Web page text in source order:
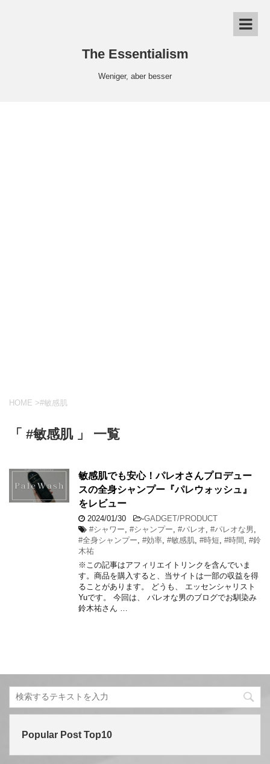
The Essentialism
Weniger, aber besser
HOME >#敏感肌
「 #敏感肌 」 一覧
敏感肌でも安心！パレオさんプロデュー
スの全身シャンプー『パレウォッシュ』
をレビュー
2024/01/30 -GADGET/PRODUCT
#シャワー #シャンプー #パレオ #パレオな男
#全身シャンプー #効率 #敏感肌 #時短 #時間 #鈴
木祐
※この記事はアフィリエイトリンクを含んでいま
す。商品を購入すると、当サイトは一部の収益を得
ることがあります。 どうも、 エッセンシャリスト
Yuです。 今回は、 パレオな男のブログでお馴染み
鈴木祐さん …
Popular Post Top10